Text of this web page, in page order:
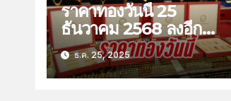
ราคาทองวันนี้ 25
ธันวาคม 2568 ลงอีก
100 บาท
ธ.ค. 25, 2025